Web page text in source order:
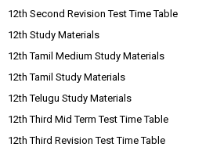
12th Second Revision Test Time Table
12th Study Materials
12th Tamil Medium Study Materials
12th Tamil Study Materials
12th Telugu Study Materials
12th Third Mid Term Test Time Table
12th Third Revision Test Time Table